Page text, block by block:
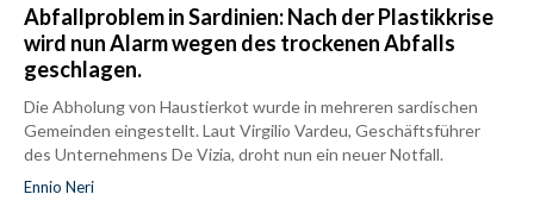
Abfallproblem in Sardinien: Nach der Plastikkrise
wird nun Alarm wegen des trockenen Abfalls
geschlagen.
Die Abholung von Haustierkot wurde in mehreren sardischen
Gemeinden eingestellt. Laut Virgilio Vardeu, Geschäftsführer
des Unternehmens De Vizia, droht nun ein neuer Notfall.
Ennio Neri